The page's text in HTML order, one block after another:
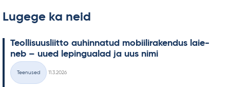
Lugege ka neid
Teol­li­suus­liitto au­hin­na­tud mo­bii­li­ra­ken­dus lai­e­
neb – uued le­pin­gua­lad ja uus nimi
Kategooriad
Teenused
11.3.2026